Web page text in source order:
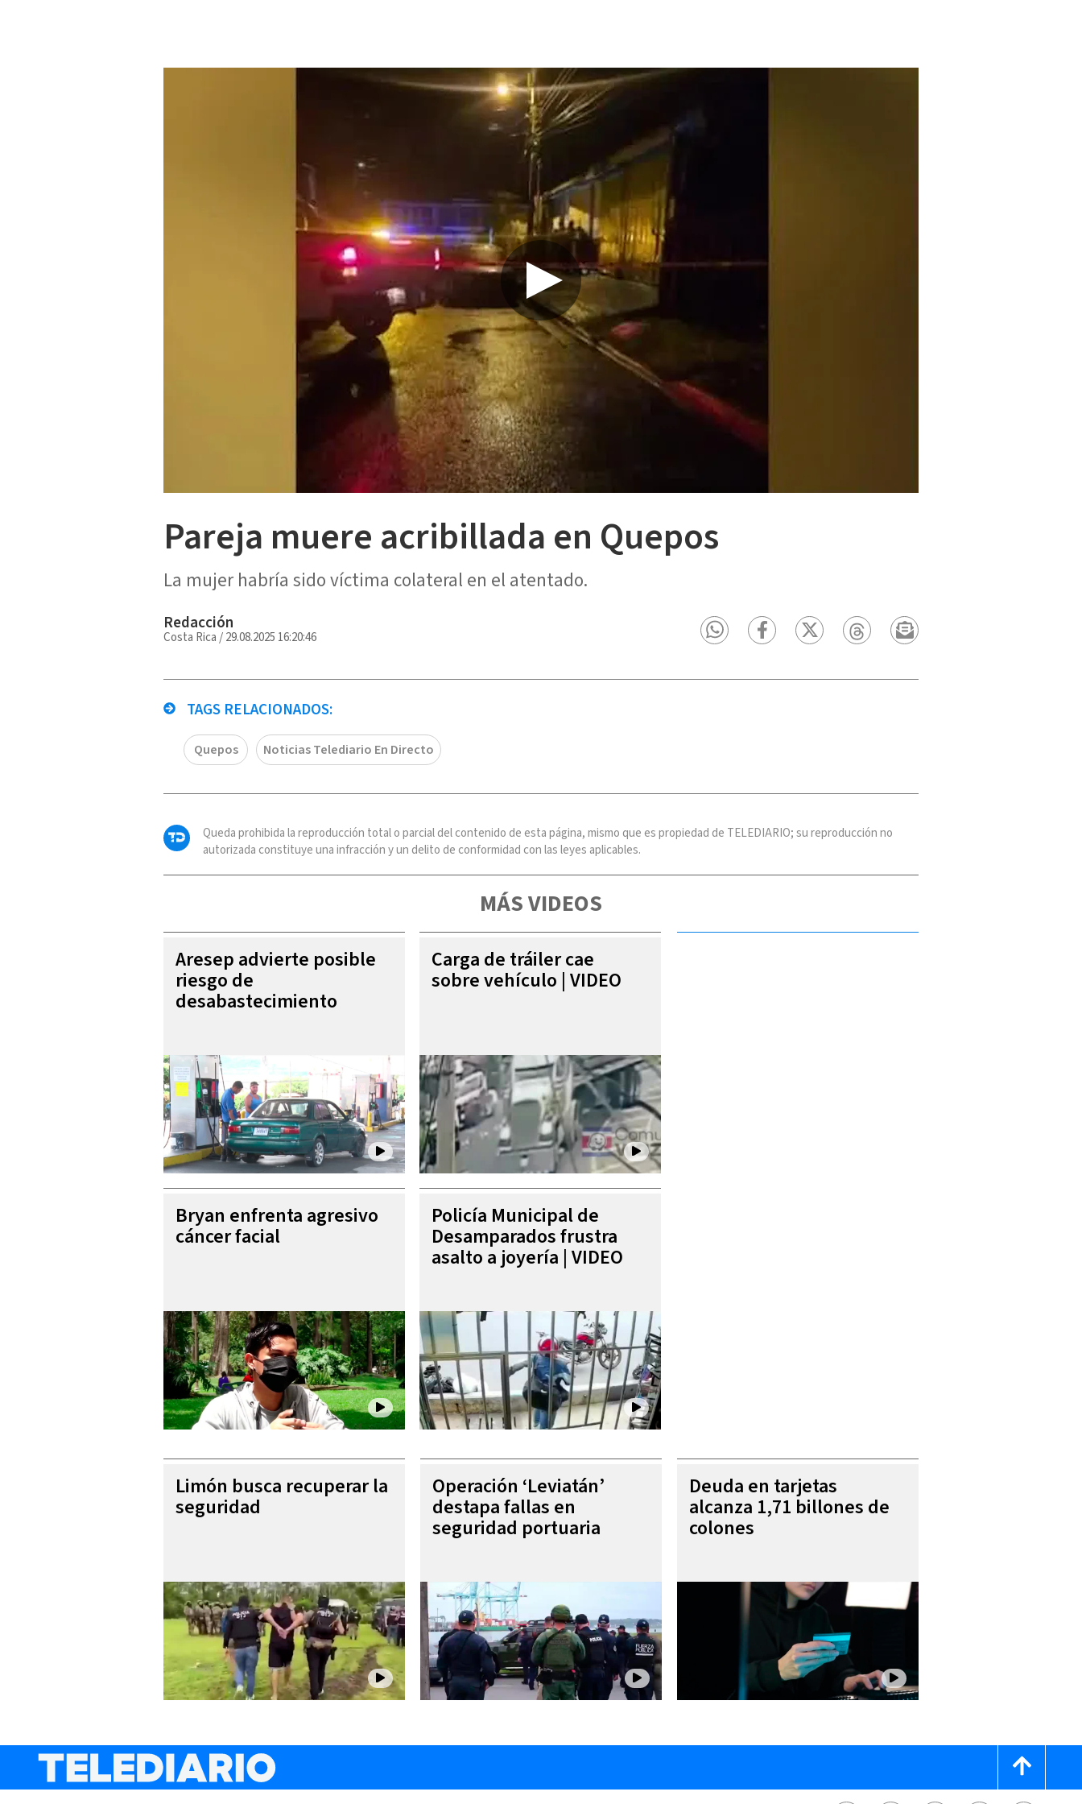
Pareja muere acribillada en Quepos
La mujer habría sido víctima colateral en el atentado.
Redacción
Costa Rica /29.08.2025 16:20:46
TAGS RELACIONADOS:
Quepos Noticias Telediario En Directo
Queda prohibida la reproducción total o parcial del contenido de esta página, mismo que es propiedad de TELEDIARIO; su reproducción no
autorizada constituye una infracción y un delito de conformidad con las leyes aplicables.
MÁS VIDEOS
Aresep advierte posible
riesgo de
desabastecimiento
Carga de tráiler cae
sobre vehículo | VIDEO
Bryan enfrenta agresivo
cáncer facial
Policía Municipal de
Desamparados frustra
asalto a joyería | VIDEO
Limón busca recuperar la
seguridad
Operación ‘Leviatán’
destapa fallas en
seguridad portuaria
Deuda en tarjetas
alcanza 1,71 billones de
colones